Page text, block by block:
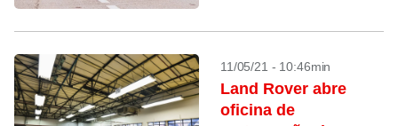
11/05/21 - 10:46min
Land Rover abre
oficina de